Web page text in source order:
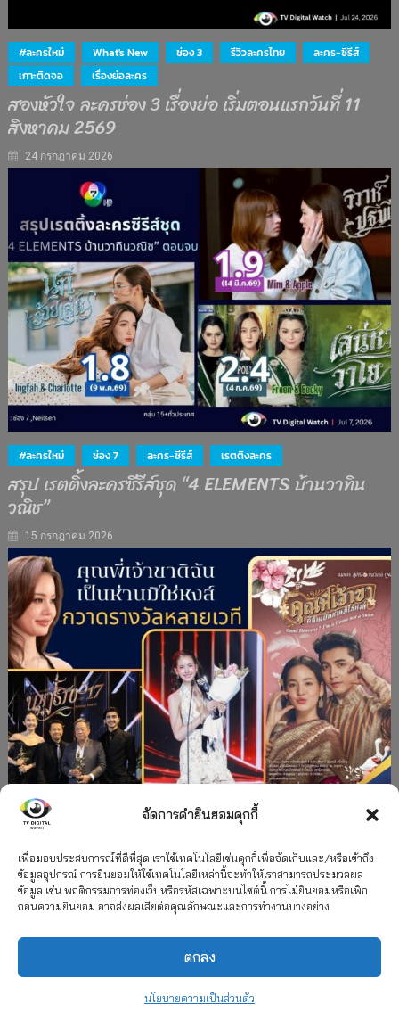
จัดการคำยินยอมคุกกี้
เพื่อมอบประสบการณ์ที่ดีที่สุด เราใช้เทคโนโลยีเช่นคุกกี้เพื่อจัดเก็บและ/หรือเข้าถึง
ข้อมูลอุปกรณ์ การยินยอมให้ใช้เทคโนโลยีเหล่านี้จะทำให้เราสามารถประมวลผล
ข้อมูล เช่น พฤติกรรมการท่องเว็บหรือรหัสเฉพาะบนไซต์นี้ การไม่ยินยอมหรือเพิก
ถอนความยินยอม อาจส่งผลเสียต่อคุณลักษณะและการทำงานบางอย่าง
ตกลง
นโยบายความเป็นส่วนตัว
#ละครใหม่ What's New ช่อง 3 รีวิวละครไทย
ละคร-ซีรีส์
เกาะติดจอ
เรื่องย่อละคร
สองหัวใจ ละครช่อง 3 เรื่องย่อ เริ่มตอนแรกวันที่ 11
สิงหาคม 2569
24 กรกฎาคม 2026
#ละครใหม่ ช่อง 7 ละคร-ซีรีส์ เรตติงละคร
สรุป เรตติ้งละครซีรีส์ชุด “4 ELEMENTS บ้านวาทิน
วณิช”
15 กรกฎาคม 2026
”คุณพี่เจ้าขาดิฉันเป็นห่านมิใช่หงส์” กวาดรางวัล
เพียบ จาก 8 เวที
2026 TV Digital Watch All Rights Reserved.
รวมเรตติ้ง 2018-2022
สื่อวีดิทัศน์